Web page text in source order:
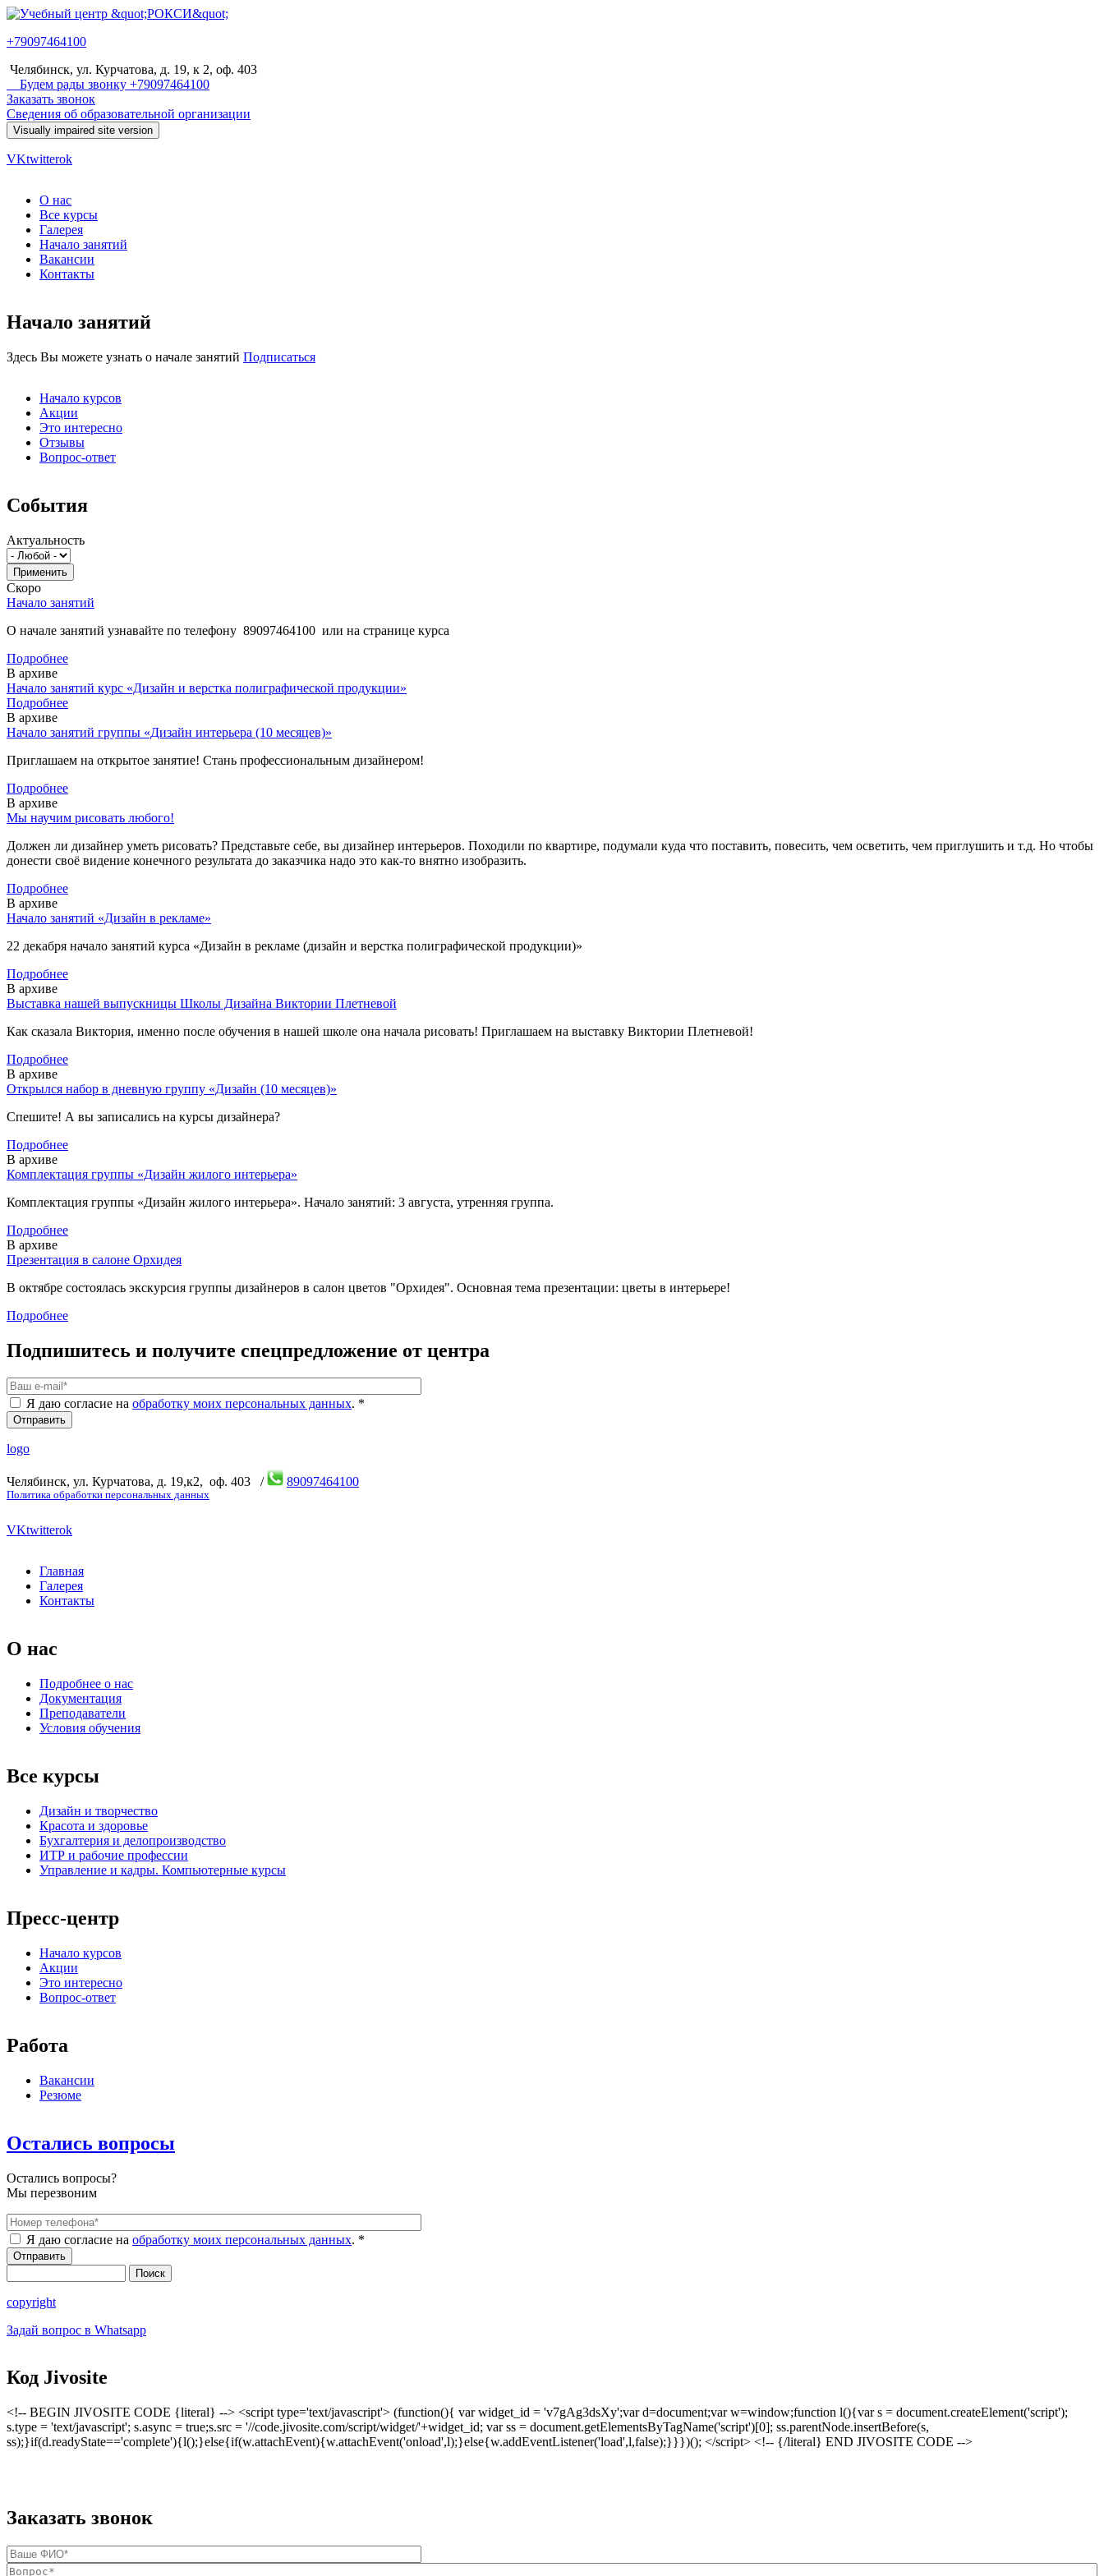
Перейти к основному содержанию
Учебный
центр
"РОКСИ"
+79097464100
Челябинск, ул. Курчатова, д. 19, к 2, оф. 403
Будем рады звонку +79097464100
Заказать звонок
Сведения об образовательной организации
VKtwitterok
Главное меню
О нас
Все курсы
Галерея
Начало занятий
Вакансии
Контакты
Начало занятий
Здесь Вы можете узнать о начале занятий Подписаться
Начало курсов
Акции
Это интересно
Отзывы
Вопрос-ответ
События
Актуальность
Скоро
Начало занятий
О начале занятий узнавайте по телефону 89097464100 или на странице курса
Подробнее
В архиве
Начало занятий курс «Дизайн и верстка полиграфической продукции»
Подробнее
В архиве
Начало занятий группы «Дизайн интерьера (10 месяцев)»
Приглашаем на открытое занятие! Стань профессиональным дизайнером!
Подробнее
В архиве
Мы научим рисовать любого!
Должен ли дизайнер уметь рисовать? Представьте себе, вы дизайнер интерьеров. Походили по квартире, подумали куда что поставить, повесить, чем осветить, чем приглушить и т.д. Но чтобы
донести своё видение конечного результата до заказчика надо это как-то внятно изобразить.
Подробнее
В архиве
Начало занятий «Дизайн в рекламе»
22 декабря начало занятий курса «Дизайн в рекламе (дизайн и верстка полиграфической продукции)»
Подробнее
В архиве
Выставка нашей выпускницы Школы Дизайна Виктории Плетневой
Как сказала Виктория, именно после обучения в нашей школе она начала рисовать! Приглашаем на выставку Виктории Плетневой!
Подробнее
В архиве
Открылся набор в дневную группу «Дизайн (10 месяцев)»
Спешите! А вы записались на курсы дизайнера?
Подробнее
В архиве
Комплектация группы «Дизайн жилого интерьера»
Комплектация группы «Дизайн жилого интерьера». Начало занятий: 3 августа, утренняя группа.
Подробнее
В архиве
Презентация в салоне Орхидея
В октябре состоялась экскурсия группы дизайнеров в салон цветов "Орхидея". Основная тема презентации: цветы в интерьере!
Подробнее
Подпишитесь и получите спецпредложение от центра
Ваш e-mail
Я даю согласие на обработку моих персональных данных. *
logo
Челябинск, ул. Курчатова, д. 19,к2, оф. 403 / 89097464100
Политика обработки персональных данных
VKtwitterok
Главная
Галерея
Контакты
О нас
Подробнее о нас
Документация
Преподаватели
Условия обучения
Все курсы
Дизайн и творчество
Красота и здоровье
Бухгалтерия и делопроизводство
ИТР и рабочие профессии
Управление и кадры. Компьютерные курсы
Пресс-центр
Начало курсов
Акции
Это интересно
Вопрос-ответ
Работа
Вакансии
Резюме
Остались вопросы
Остались вопросы?
Мы перезвоним
Номер телефона
Я даю согласие на обработку моих персональных данных. *
copyright
Задай вопрос в Whatsapp
Код Jivosite
<!-- BEGIN JIVOSITE CODE {literal} --> <script type='text/javascript'> (function(){ var widget_id = 'v7gAg3dsXy';var d=document;var w=window;function l(){var s = document.createElement('script');
s.type = 'text/javascript'; s.async = true;s.src = '//code.jivosite.com/script/widget/'+widget_id; var ss = document.getElementsByTagName('script')[0]; ss.parentNode.insertBefore(s,
ss);}if(d.readyState=='complete'){l();}else{if(w.attachEvent){w.attachEvent('onload',l);}else{w.addEventListener('load',l,false);}}})(); </script> <!-- {/literal} END JIVOSITE CODE -->
Заказать звонок
Ваше ФИО
Вопрос*